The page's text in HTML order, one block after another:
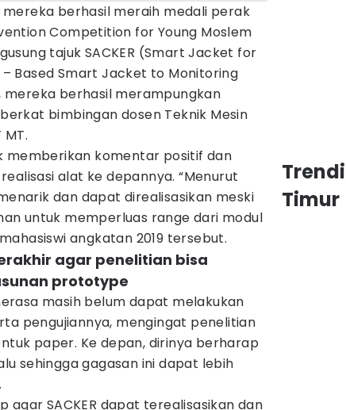
berhasil meraih medali perak
Competition for Young Moslem
tajuk SACKER (Smart Jacket for
– Based Smart Jacket to Monitoring
mereka berhasil merampungkan
bimbingan dosen Teknik Mesin
MT.
memberikan komentar positif dan
alat ke depannya. “Menurut
dan dapat direalisasikan meski
untuk memperluas range dari modul
angkatan 2019 tersebut.
agar penelitian bisa
prototype
masih belum dapat melakukan
pengujiannya, mengingat penelitian
paper. Ke depan, dirinya berharap
sehingga gagasan ini dapat lebih
agar SACKER dapat terealisasikan dan
Timur